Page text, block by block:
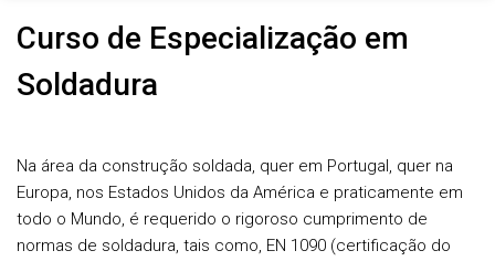
Curso de Especialização em
Soldadura
Na área da construção soldada, quer em Portugal, quer na
Europa, nos Estados Unidos da América e praticamente em
todo o Mundo, é requerido o rigoroso cumprimento de
normas de soldadura, tais como, EN 1090 (certificação do